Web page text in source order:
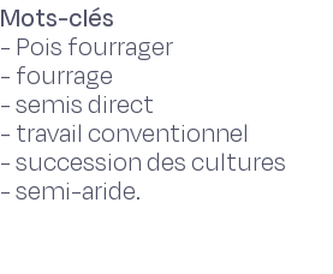
Mots-clés
- Pois fourrager
- fourrage
-semis direct
- travail conventionnel
-succession des cultures
-semi-aride.